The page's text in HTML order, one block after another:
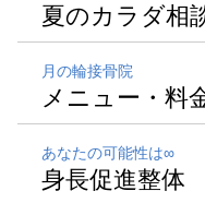
夏のカラダ相
月の輪接骨院
メニュー・料
あなたの可能性は∞
身長促進整体